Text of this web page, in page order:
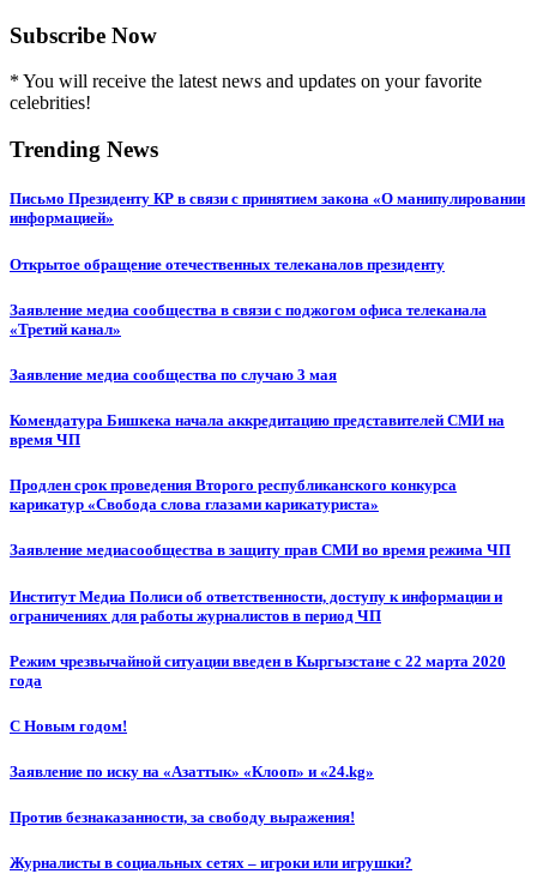
Subscribe Now
* You will receive the latest news and updates on your favorite
celebrities!
Trending News
Письмо Президенту КР в связи с принятием закона «О манипулировании
информацией»
Открытое обращение отечественных телеканалов президенту
Заявление медиа сообщества в связи с поджогом офиса телеканала
«Третий канал»
Заявление медиа сообщества по случаю 3 мая
Комендатура Бишкека начала аккредитацию представителей СМИ на
время ЧП
Продлен срок проведения Второго республиканского конкурса
карикатур «Свобода слова глазами карикатуриста»
Заявление медиасообщества в защиту прав СМИ во время режима ЧП
Институт Медиа Полиси об ответственности, доступу к информации и
ограничениях для работы журналистов в период ЧП
Режим чрезвычайной ситуации введен в Кыргызстане с 22 марта 2020
года
С Новым годом!
Заявление по иску на «Азаттык» «Клооп» и «24.kg»
Против безнаказанности, за свободу выражения!
Журналисты в социальных сетях – игроки или игрушки?